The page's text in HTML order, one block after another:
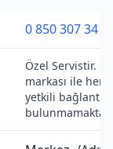
0 850 307 34
Özel Servistir.
markası ile
yetkili bağlantısı